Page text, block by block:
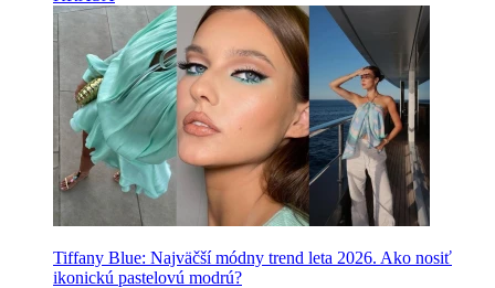
Tiffany Blue: Najväčší módny trend leta 2026. Ako nosiť
ikonickú pastelovú modrú?